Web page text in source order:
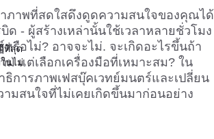
ภาพที่สดใสดึงดูดความสนใจของคุณได้
- ผู้สร้างเหล่านั้นใช้เวลาหลายชั่วโมง
รือไม่? อาจจะไม่. จะเกิดอะไรขึ้นถ้า
แต่เลือกเครื่องมือที่เหมาะสม? ใน
การภาพเฟสบุ๊คเวทย์มนตร์และเปลี่ยน
สนใจที่ไม่เคยเกิดขึ้นมาก่อนอย่าง
ที่สุด
นไม่